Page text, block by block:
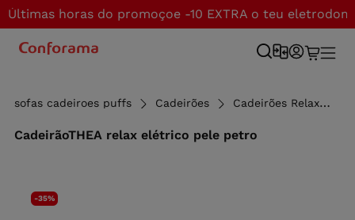
Últimas horas do promoçoe -10 EXTRA o teu
sofas cadeiroes puffs Cadeirões Cadeirões Relax
CadeirãoTHEA relax elétrico pele petro
-35%